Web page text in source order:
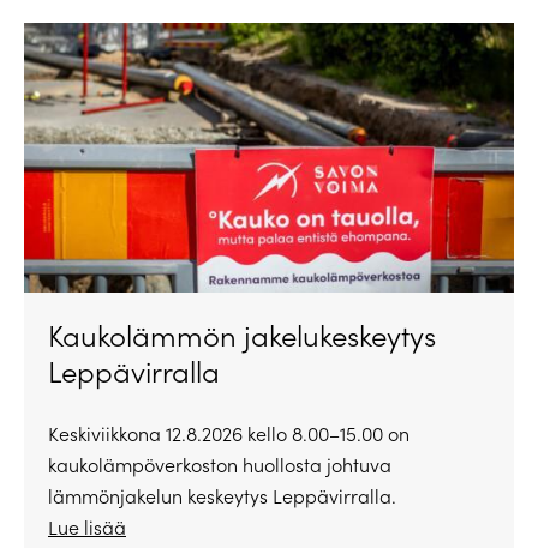
Kaukolämmön jakelukeskeytys
Leppävirralla
Keskiviikkona 12.8.2026 kello 8.00–15.00 on
kaukolämpöverkoston huollosta johtuva
lämmönjakelun keskeytys Leppävirralla.
Lue lisää